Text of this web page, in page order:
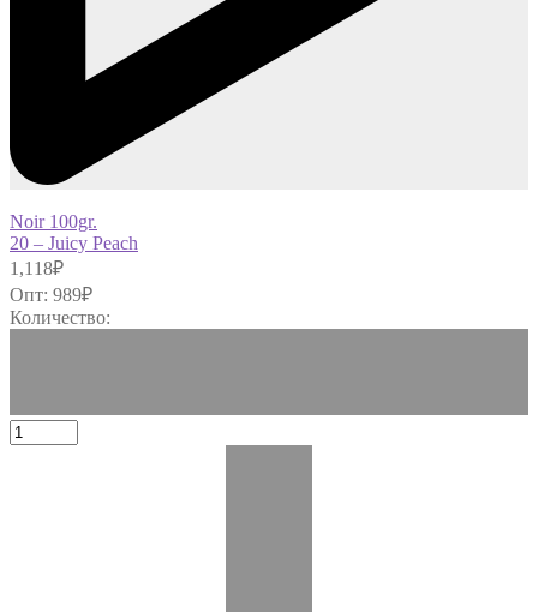
Noir 100gr.
20 – Juicy Peach
1,118₽
Опт: 989₽
Количество: